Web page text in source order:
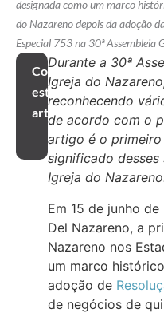
designada como um marco
do Nazareno depois da adoção
Especial 753 na 30ª Assembleia
Compartilhar
este
artigo
Durante a 30ª
Igreja do
reconhecendo
de acordo com o
artigo é o primeiro
significado
Igreja do
Em 15 de junho
Del Nazareno, a
Nazareno nos
um marco
adoção de
de negócios de